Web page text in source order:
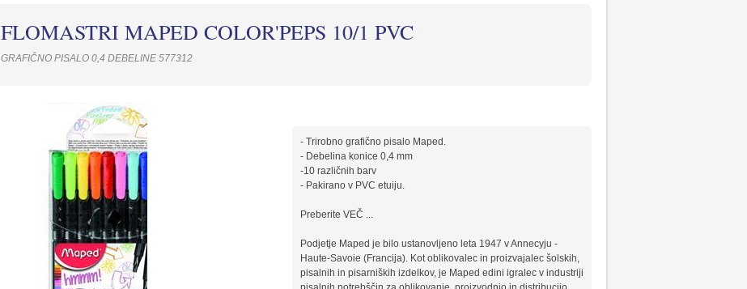
FLOMASTRI MAPED COLOR'PEPS 10/1 PVC
GRAFIČNO PISALO 0,4 DEBELINE 577312
- Trirobno grafično pisalo Maped.
- Debelina konice 0,4 mm
-10 različnih barv
- Pakirano v PVC etuiju.
Preberite VEČ ...
Podjetje Maped je bilo ustanovljeno leta 1947 v Annecyju -
Haute-Savoie (Francija). Kot oblikovalec in proizvajalec šolskih,
pisalnih in pisarniških izdelkov, je Maped edini igralec v industriji